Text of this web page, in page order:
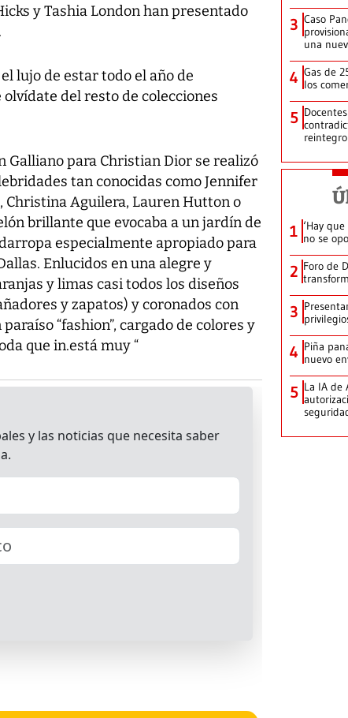
y Tashia London han presentado
lujo de estar todo el año de
del resto de colecciones
Galliano para Christian Dior se realizó
tan conocidas como Jennifer
Christina Aguilera, Lauren Hutton o
brillante que evocaba a un jardín de
especialmente apropiado para
Enlucidos en una alegre y
y limas casi todos los diseños
y zapatos) y coronados con
“fashion”, cargado de colores y
que in.está muy “
3 Caso
una
4 Gas de
los
5
reintegro
1 ‘Hay
no se
2 Foro de
3
4 Piña
nuevo
5 La IA de